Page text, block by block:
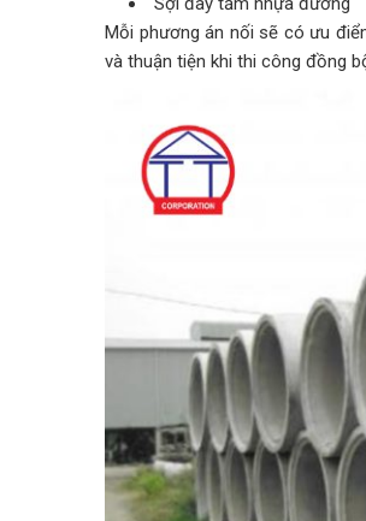
Mỗi phương án nối sẽ có ưu
và thuận tiện khi thi công đồng